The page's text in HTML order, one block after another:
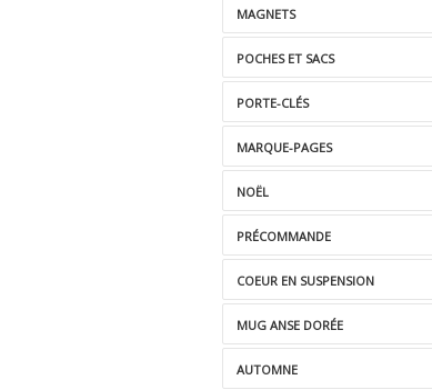
MAGNETS
POCHES ET SACS
PORTE-CLÉS
MARQUE-PAGES
NOËL
PRÉCOMMANDE
COEUR EN SUSPENSION
MUG ANSE DORÉE
AUTOMNE